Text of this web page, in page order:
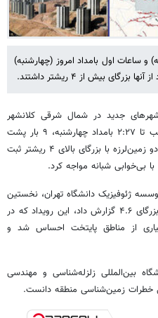
اول بامداد امروز (چهارشنبه)
جدید در شمال شرقی کلانشهر
تهران، از ساعت ۱۷:۱۱ دقیقه سه‌شنبه شب تا ۲:۲۷ بامداد چهارشنبه، ۹ بار پشت
سر هم لرزید. از میان این توالی لرزه‌ای، دو زمین‌لرزه با بزرگای بالای ۴ ریشتر ثبت
بی‌خوابی شبانه مواجه کرد.
ژئوفیزیک دانشگاه تهران، نخستین
شوک قابل توجه را در ساعت ۲۳:۴۶ با بزرگای ۴.۶ گزارش داد، این رویداد که در
از مناطق پایتخت احساس شد و
بین‌المللی زلزله‌شناسی و مهندسی
خطرات زمین‌شناسی منطقه دانست.